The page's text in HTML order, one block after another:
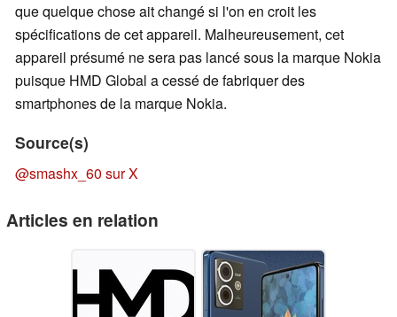
que quelque chose ait changé si l'on en croit les
spécifications de cet appareil. Malheureusement, cet
appareil présumé ne sera pas lancé sous la marque Nokia
puisque HMD Global a cessé de fabriquer des
smartphones de la marque Nokia.
Source(s)
@smashx_60 sur X
Articles en relation